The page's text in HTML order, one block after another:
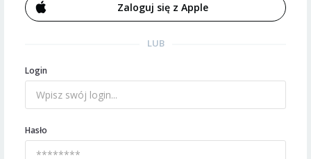
Zaloguj się z Apple
LUB
Login
Hasło